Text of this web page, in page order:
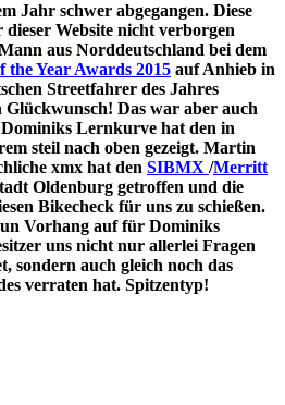
Jahr schwer abgegangen. Diese
dieser Website nicht verborgen
aus Norddeutschland bei dem
the Year Awards 2015 auf Anhieb in
Streetfahrer des Jahres
Glückwunsch! Das war aber auch
Lernkurve hat den in
steil nach oben gezeigt. Martin
xmx hat den SIBMX /Merritt
Oldenburg getroffen und die
Bikecheck für uns zu schießen.
Vorhang auf für Dominiks
uns nicht nur allerlei Fragen
sondern auch gleich noch das
verraten hat. Spitzentyp!